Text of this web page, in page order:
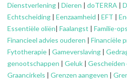
Dienstverlening | Dieren | doTERRA |
Echtscheiding | Eenzaamheid | EFT |
Essentiële oliën| Faalangst | Familie-
Financieel advies ouderen | Financiële
Fytotherapie | Gameverslaving |
genootschappen | Geluk | Gescheiden
Graancirkels | Grenzen aangeven |